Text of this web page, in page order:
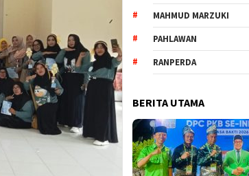
MAHMUD MARZUKI
PAHLAWAN
RANPERDA
BERITA UTAMA